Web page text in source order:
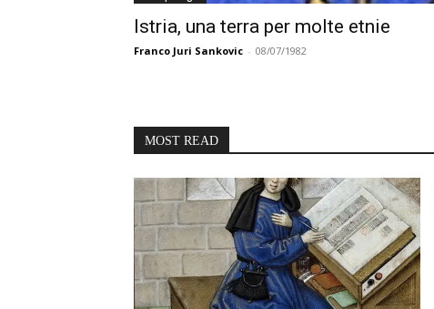
Istria, una terra per molte etnie
Franco Juri Sankovic - 08/07/1982
MOST READ